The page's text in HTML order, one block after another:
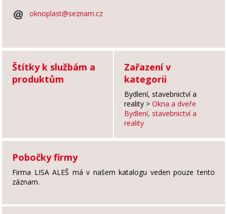
oknoplast@seznam.cz
Štítky k službám a
produktům
Zařazení v
kategorii
Bydlení, stavebnictví a
reality > Okna a dveře
Bydlení, stavebnictví a
reality
Pobočky firmy
Firma LISA ALEŠ má v našem katalogu veden pouze tento
záznam.